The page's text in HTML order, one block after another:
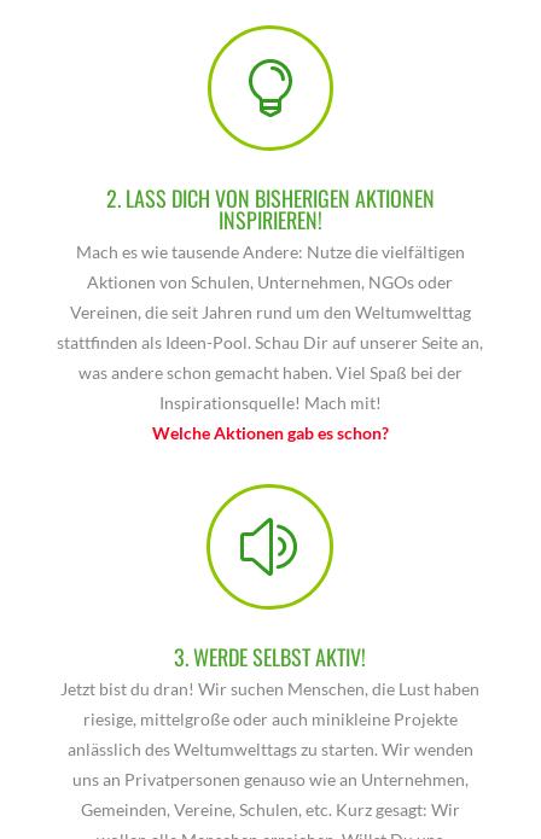

2. LASS DICH VON BISHERIGEN AKTIONEN
INSPIRIEREN!
Mach es wie tausende Andere: Nutze die vielfältigen
Aktionen von Schulen, Unternehmen, NGOs oder
Vereinen, die seit Jahren rund um den Weltumwelttag
stattfinden als Ideen-Pool. Schau Dir auf unserer Seite an,
was andere schon gemacht haben. Viel Spaß bei der
Inspirationsquelle! Mach mit!
Welche Aktionen gab es schon?
z
3. WERDE SELBST AKTIV!
Jetzt bist du dran! Wir suchen Menschen, die Lust haben
riesige, mittelgroße oder auch minikleine Projekte
anlässlich des Weltumwelttags zu starten. Wir wenden
uns an Privatpersonen genauso wie an Unternehmen,
Gemeinden, Vereine, Schulen, etc. Kurz gesagt: Wir